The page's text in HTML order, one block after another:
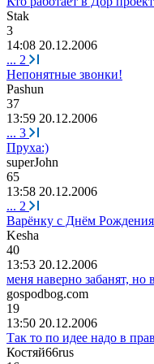
Stak
3
14:08 20.12.2006
... 2
Непонятные звонки!
Рashun
37
13:59 20.12.2006
... 3
Пруха:)
superJohn
65
13:58 20.12.2006
... 2
Варёнку с Днём Рождения
Kesha
40
13:53 20.12.2006
меня наверно забанят, но
gospodbog.com
19
13:50 20.12.2006
Так то по идее надо в
Костяй66rus